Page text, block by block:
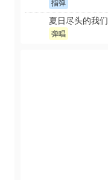
指弹
夏日尽头的我们
弹唱